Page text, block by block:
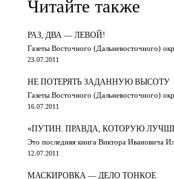
Читайте также
РАЗ, ДВА — ЛЕВОЙ!
Газеты Восточного (Дальневосточного)
23.07.2011
НЕ ПОТЕРЯТЬ ЗАДАННУЮ ВЫСОТУ
Газеты Восточного (Дальневосточного)
16.07.2011
«ПУТИН. ПРАВДА, КОТОРУЮ
Это последняя книга Виктора Ивановича
12.07.2011
МАСКИРОВКА — ДЕЛО ТОНКОЕ